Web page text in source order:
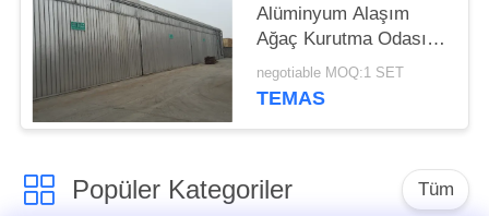
Alüminyum Alaşım
Ağaç Kurutma Odası
Otomatik Buhar Isıtma
negotiable MOQ:1 SET
TEMAS
Popüler Kategoriler Tüm